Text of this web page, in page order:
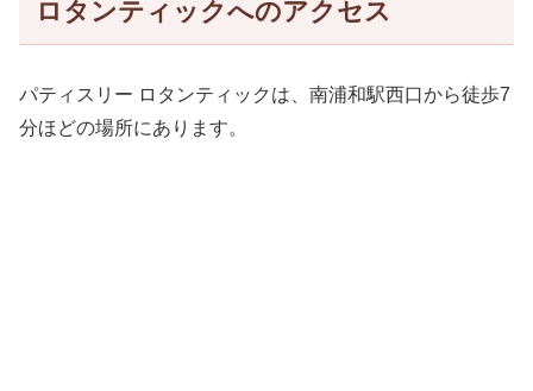
ロタンティックへのアクセス
パティスリー ロタンティックは、南浦和駅西口から徒歩7
分ほどの場所にあります。